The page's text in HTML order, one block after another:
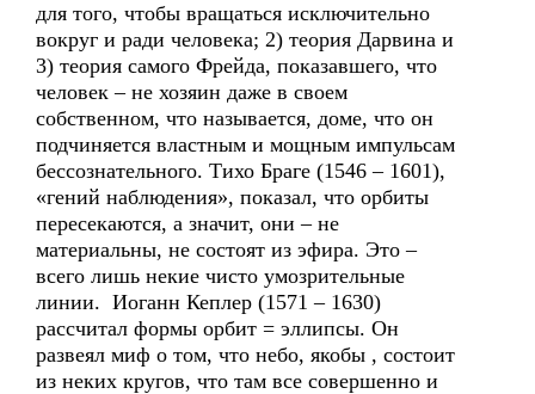
для того, чтобы вращаться исключительно
вокруг и ради человека; 2) теория Дарвина и
3) теория самого Фрейда, показавшего, что
человек – не хозяин даже в своем
собственном, что называется, доме, что он
подчиняется властным и мощным импульсам
бессознательного. Тихо Браге (1546 – 1601),
«гений наблюдения», показал, что орбиты
пересекаются, а значит, они – не
материальны, не состоят из эфира. Это –
всего лишь некие чисто умозрительные
линии. Иоганн Кеплер (1571 – 1630)
рассчитал формы орбит = эллипсы. Он
развеял миф о том, что небо, якобы , состоит
из неких кругов, что там все совершенно и